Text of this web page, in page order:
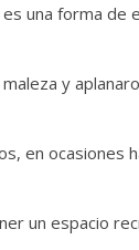
una forma de
y
en ocasiones
un espacio